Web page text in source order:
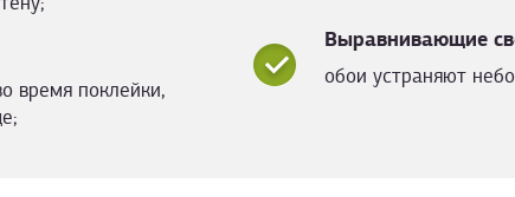
Выравнивающие
обои устраняют
время поклейки,